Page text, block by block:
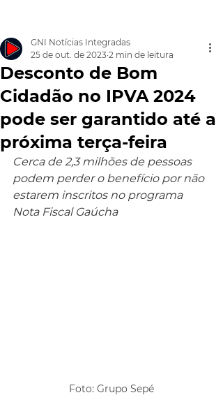
Desconto de Bom
Cidadão no IPVA 2024
pode ser garantido até a
próxima terça-feira
GNI Notícias Integradas
25 de out. de 2023 2 min de leitura
Cerca de 2,3 milhões de pessoas
podem perder o benefício por não
estarem inscritos no programa
Nota Fiscal Gaúcha
Foto: Grupo Sepé